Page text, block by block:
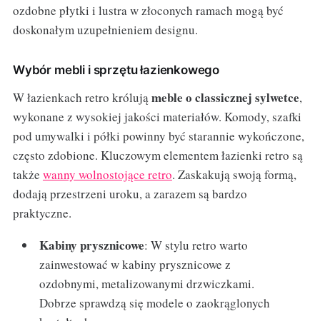
ozdobne płytki i lustra w złoconych ramach mogą być
doskonałym uzupełnieniem designu.
Wybór mebli i sprzętu łazienkowego
W łazienkach retro królująmeble o classicznej sylwetce,
wykonane z wysokiej jakości materiałów. Komody, szafki
pod umywalki i półki powinny być starannie wykończone,
często zdobione. Kluczowym elementem łazienki retro są
także wanny wolnostojące retro. Zaskakują swoją formą,
dodają przestrzeni uroku, a zarazem są bardzo
praktyczne.
Kabiny prysznicowe: W stylu retro warto
zainwestować w kabiny prysznicowe z
ozdobnymi, metalizowanymi drzwiczkami.
Dobrze sprawdzą się modele o zaokrąglonych